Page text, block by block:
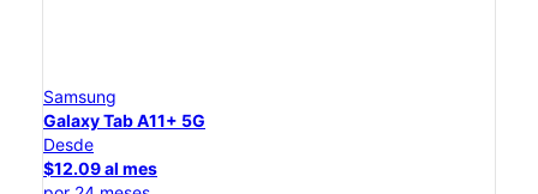
Samsung
Galaxy Tab A11+ 5G
Desde
$12.09 al mes